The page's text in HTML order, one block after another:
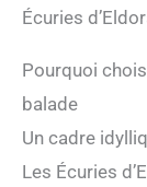
Écuries
Pourquoi
balade
Un cadre
Les Écuries